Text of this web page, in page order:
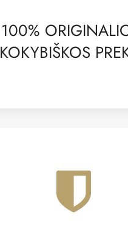
100%
KOKYBIŠKOS